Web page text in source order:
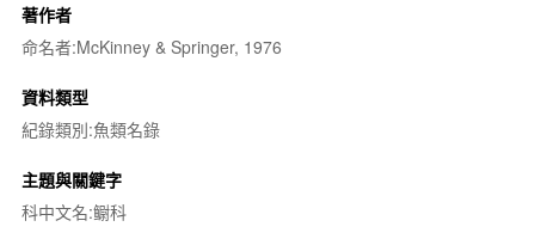
著作者
命名者:McKinney & Springer, 1976
資料類型
紀錄類別:魚類名錄
主題與關鍵字
科中文名:鳚科